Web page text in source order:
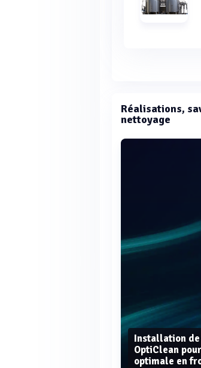
Réalisations,
nettoyage
Installation
OptiClean
optimale en